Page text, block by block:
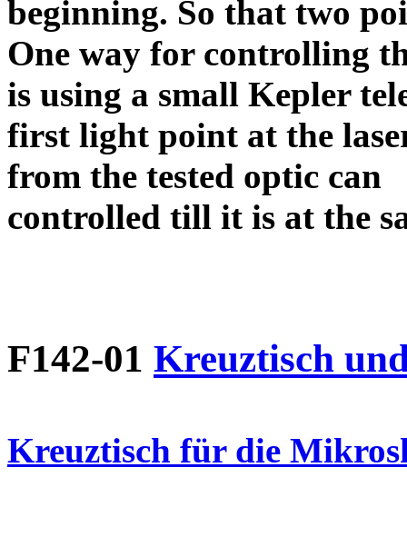
beginning. So that two
One way for controlling
is using a small Kepler
first light point at the
from the tested optic can
controlled till it is at the
F142-01 Kreuztisch
Kreuztisch für die